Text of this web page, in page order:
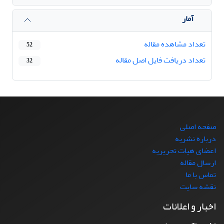
آمار
تعداد مشاهده مقاله
52
تعداد دریافت فایل اصل مقاله 32
صفحه اصلی
درباره نشریه
اعضای هیات تحریریه
ارسال مقاله
تماس با ما
نقشه سایت
اخبار و اعلانات